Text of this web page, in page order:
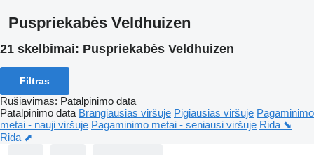
Puspriekabės Veldhuizen
21 skelbimai: Puspriekabės Veldhuizen
Filtras
Rūšiavimas: Patalpinimo data
Patalpinimo data Brangiausias viršuje Pigiausias viršuje Pagaminimo
metai - nauji viršuje Pagaminimo metai - seniausi viršuje Rida ⬊
Rida ⬈